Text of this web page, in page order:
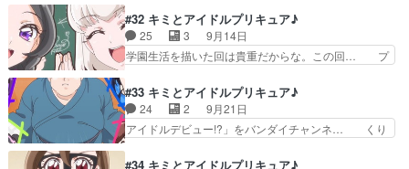
ン・フォー・ユー！ガチガチガチ… 今期のキモと
なるエピソードだと思う。メロ… メロロンやっと
言えたじゃねぇかｗそれにし…
AmazonPrimeにて同時視聴します… ・久しぶり
のカイト(佐久間大介)！師匠ポ… まぁそりゃセン
ターはアイドルでしょだって… ザクななが想定の
３倍供給されて大喜びでし… ソウルジ…じゃない
面白キッスの精の能… 五人になってアイドルプリ
キュアのセンター… アイドルプリキュアのセンタ
ー！？メロロン…
#32 キミとアイドルプリキュア♪
25 3
9月14日
学園生活を描いた回は貴重だからな。この回… プ
告編から抜粋したこの二人も咲良うたち… プリル
ンとメロロン人間態のキラキラ感凄い… 学園生活
に憧れるメロロンがプリルンと共に… プリメロ登
校回、ツッコミ不在でどんどん進… 今日は遅まき
#33 キミとアイドルプリキュア♪
24 2
9月21日
アイドルデビュー!?」をバンダイチャンネ… くり
くきりゅうたさんが主役の回危うくキ… 再会した
#34 キミとアイドルプリキュア♪